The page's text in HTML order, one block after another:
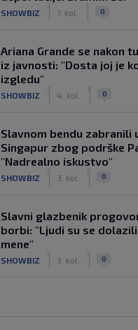
SHOWBIZ 7. kol. 0
Ariana Grande se nakon
iz javnosti: "Dosta joj je
izgledu"
SHOWBIZ 4. kol. 0
Slavnom bendu zabranili
Singapur zbog podrške
"Nadrealno iskustvo"
SHOWBIZ 3. kol. 0
Slavni glazbenik
borbi: "Ljudi su se
mene"
SHOWBIZ 3. kol. 0